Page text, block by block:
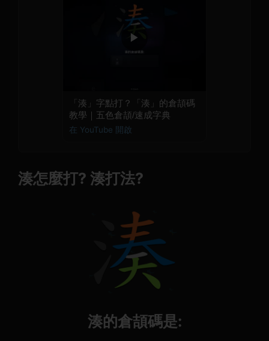
▶
「湊」字點打？「湊」的倉頡碼
教學｜五色倉頡/速成字典
在 YouTube 開啟
湊怎麼打? 湊打法?
湊的倉頡碼是: